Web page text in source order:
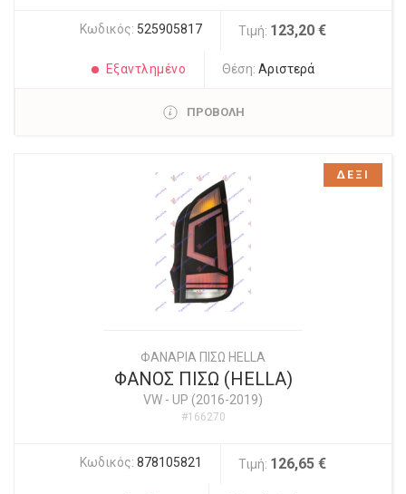
Κωδικός: 525905817 Τιμή: 123,20 €
Εξαντλημένο Θέση:Αριστερά
ΠΡΟΒΟΛΗ
ΦΑΝΑΡΙΑ ΠΙΣΩ HELLA
ΦΑΝΟΣ ΠΙΣΩ (HELLA)
VW - UP (2016-2019)
#166270
Κωδικός: 878105821 Τιμή: 126,65 €
ΔΕΞΙ